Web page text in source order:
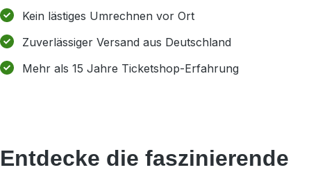
Kein lästiges Umrechnen vor Ort
Zuverlässiger Versand aus Deutschland
Mehr als 15 Jahre Ticketshop-Erfahrung
Entdecke die faszinierende